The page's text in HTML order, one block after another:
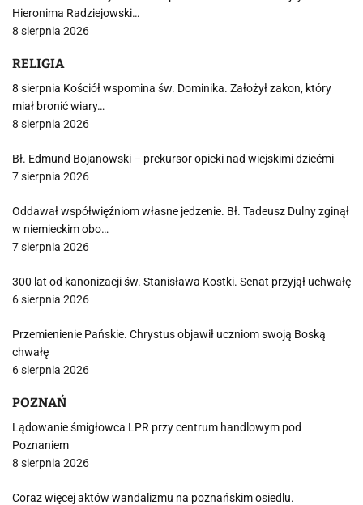
Hieronima Radziejowski…
8 sierpnia 2026
RELIGIA
8 sierpnia Kościół wspomina św. Dominika. Założył zakon, który
miał bronić wiary…
8 sierpnia 2026
Bł. Edmund Bojanowski – prekursor opieki nad wiejskimi dziećmi
7 sierpnia 2026
Oddawał współwięźniom własne jedzenie. Bł. Tadeusz Dulny zginął
w niemieckim obo…
7 sierpnia 2026
300 lat od kanonizacji św. Stanisława Kostki. Senat przyjął uchwałę
6 sierpnia 2026
Przemienienie Pańskie. Chrystus objawił uczniom swoją Boską
chwałę
6 sierpnia 2026
POZNAŃ
Lądowanie śmigłowca LPR przy centrum handlowym pod
Poznaniem
8 sierpnia 2026
Coraz więcej aktów wandalizmu na poznańskim osiedlu.